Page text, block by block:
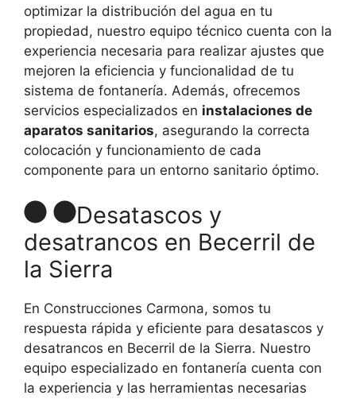
optimizar la distribución del agua en tu
propiedad, nuestro equipo técnico cuenta con la
experiencia necesaria para realizar ajustes que
mejoren la eficiencia y funcionalidad de tu
sistema de fontanería. Además, ofrecemos
servicios especializados en instalaciones de
aparatos sanitarios, asegurando la correcta
colocación y funcionamiento de cada
componente para un entorno sanitario óptimo.
Desatascos y
desatrancos en Becerril de
la Sierra
En Construcciones Carmona, somos tu
respuesta rápida y eficiente para desatascos y
desatrancos en Becerril de la Sierra. Nuestro
equipo especializado en fontanería cuenta con
la experiencia y las herramientas necesarias